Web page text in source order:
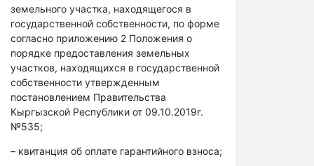
земельного участка, находящегося в
государственной собственности, по форме
согласно приложению 2 Положения о
порядке предоставления земельных
участков, находящихся в государственной
собственности утвержденным
постановлением Правительства
Кыргызской Республики от 09.10.2019г.
№535;
– квитанция об оплате гарантийного взноса;